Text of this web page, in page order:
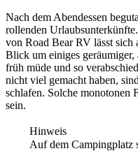
Nach dem Abendessen
rollenden
von Road Bear RV lässt sich
Blick um einiges
früh müde und so
nicht viel gemacht haben,
schlafen. Solche monotonen
sein.
Hinweis
Auf dem Campingplatz